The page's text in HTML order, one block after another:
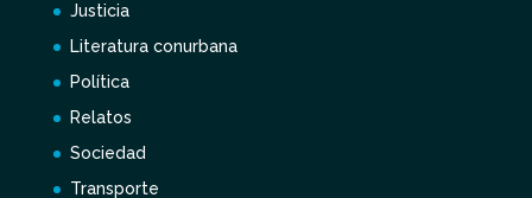
Justicia
Literatura conurbana
Política
Relatos
Sociedad
Transporte